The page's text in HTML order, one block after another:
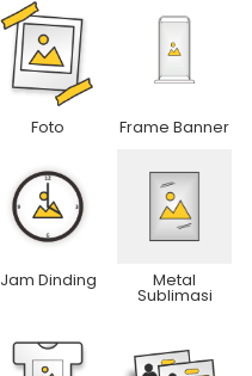
Foto Frame Banner
Jam Dinding Metal
Sublimasi